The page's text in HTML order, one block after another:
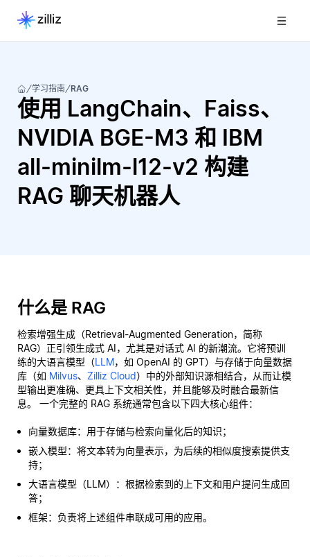
学习指南 RAG
使用 LangChain、Faiss、
NVIDIA BGE-M3 和 IBM
all-minilm-l12-v2 构建
RAG 聊天机器人
什么是 RAG
检索增强生成（Retrieval-Augmented Generation，简称
RAG）正引领生成式 AI，尤其是对话式 AI 的新潮流。它将预训
练的大语言模型（LLM，如 OpenAI 的 GPT）与存储于向量数据
库（如 Milvus、 Zilliz Cloud）中的外部知识源相结合，从而让模
型输出更准确、更具上下文相关性，并且能够及时融合最新信
息。 一个完整的 RAG 系统通常包含以下四大核心组件：
向量数据库：用于存储与检索向量化后的知识；
嵌入模型：将文本转为向量表示，为后续的相似度搜索提供支
持；
大语言模型（LLM）：根据检索到的上下文和用户提问生成回
答；
框架：负责将上述组件串联成可用的应用。